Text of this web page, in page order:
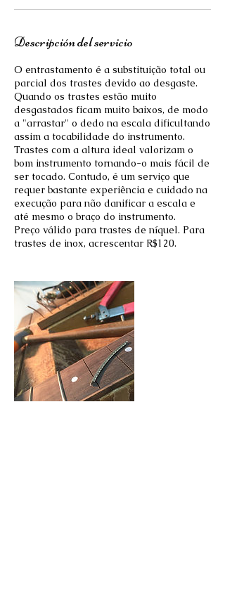
Descripción del servicio
O entrastamento é a substituição total ou
parcial dos trastes devido ao desgaste.
Quando os trastes estão muito
desgastados ficam muito baixos, de modo
a "arrastar" o dedo na escala dificultando
assim a tocabilidade do instrumento.
Trastes com a altura ideal valorizam o
bom instrumento tornando-o mais fácil de
ser tocado. Contudo, é um serviço que
requer bastante experiência e cuidado na
execução para não danificar a escala e
até mesmo o braço do instrumento.
Preço válido para trastes de níquel. Para
trastes de inox, acrescentar R$120.